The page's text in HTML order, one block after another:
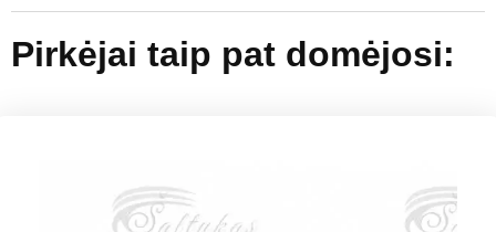
Pirkėjai taip pat domėjosi: